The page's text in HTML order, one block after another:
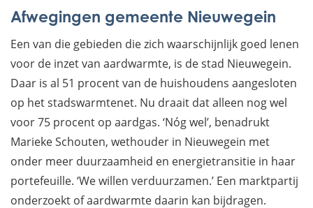
Afwegingen gemeente Nieuwegein
Een van die gebieden die zich waarschijnlijk goed lenen
voor de inzet van aardwarmte, is de stad Nieuwegein.
Daar is al 51 procent van de huishoudens aangesloten
op het stadswarmtenet. Nu draait dat alleen nog wel
voor 75 procent op aardgas. ‘Nóg wel’, benadrukt
Marieke Schouten, wethouder in Nieuwegein met
onder meer duurzaamheid en energietransitie in haar
portefeuille. ‘We willen verduurzamen.’ Een marktpartij
onderzoekt of aardwarmte daarin kan bijdragen.